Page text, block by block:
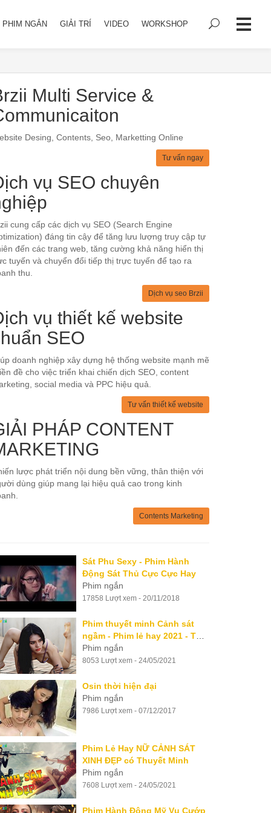
PHIM NGẮN GIẢI TRÍ VIDEO WORKSHOP
Multi Service &
Desing, Contents, Seo, Marketting Online
Tư vấn ngay
vụ SEO chuyên
cung cấp các dịch vụ SEO (Search Engine
đáng tin cậy để tăng lưu lượng truy cập tự
đến các trang web, tăng cường khả năng hiển thị
tuyến và chuyển đổi tiếp thị trực tuyến để tạo ra
thu.
Dịch vụ seo Brzii
vụ thiết kế website
SEO
doanh nghiệp xây dựng hệ thống website mạnh mẽ
đề cho việc triển khai chiến dịch SEO, content
social media và PPC hiệu quả.
Tư vấn thiết kế website
PHÁP CONTENT
lược phát triển nội dung bền vững, thân thiện với
dùng giúp mang lại hiệu quả cao trong kinh
Contents Marketing
Sát Phu Sexy - Phim Hành
Động Sát Thủ Cực Cực Hay
Phim ngắn
17858 Lượt xem - 20/11/2018
Phim thuyết minh Cảnh sát
ngầm - Phim lẻ hay 2021 - Thể
loại phim hành động
Phim ngắn
8053 Lượt xem - 24/05/2021
Osin thời hiện đại
Phim ngắn
7986 Lượt xem - 07/12/2017
Phim Lẻ Hay NỮ CẢNH SÁT
XINH ĐẸP có Thuyết Minh
Phim ngắn
7608 Lượt xem - 24/05/2021
Phim Hành Động Mỹ Vụ Cướp